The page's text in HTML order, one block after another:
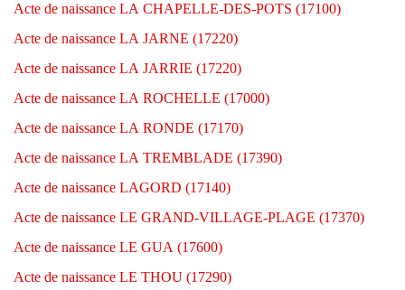
Acte de naissance LA CHAPELLE-DES-POTS (17100)
Acte de naissance LA JARNE (17220)
Acte de naissance LA JARRIE (17220)
Acte de naissance LA ROCHELLE (17000)
Acte de naissance LA RONDE (17170)
Acte de naissance LA TREMBLADE (17390)
Acte de naissance LAGORD (17140)
Acte de naissance LE GRAND-VILLAGE-PLAGE (17370)
Acte de naissance LE GUA (17600)
Acte de naissance LE THOU (17290)